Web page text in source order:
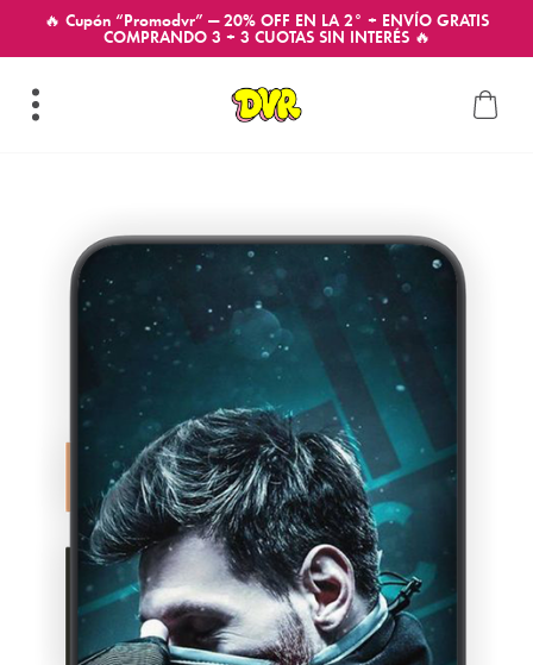
🔥 Cupón “Promodvr” — 20% OFF EN LA 2° + ENVÍO GRATIS
COMPRANDO 3 + 3 CUOTAS SIN INTERÉS 🔥